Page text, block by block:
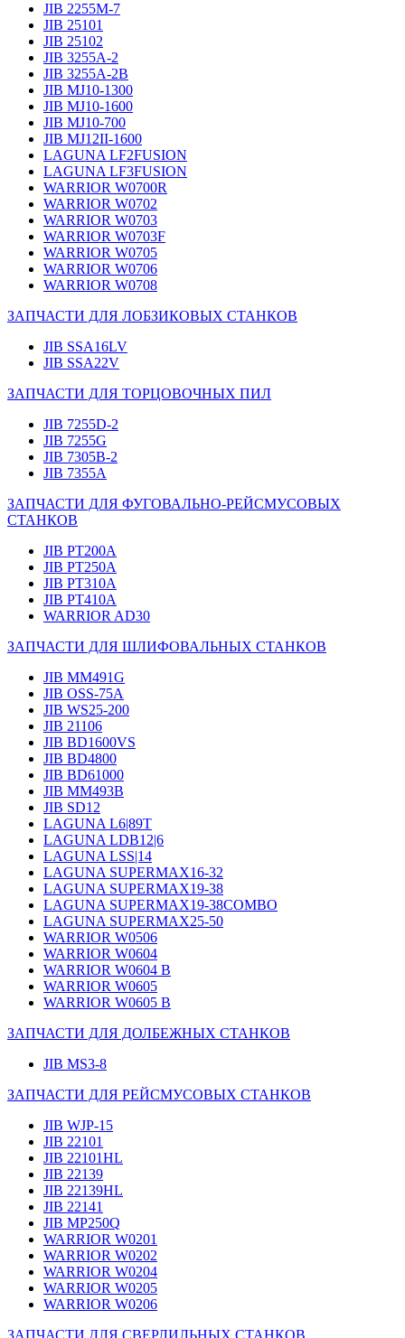
JIB 2255M-7
JIB 25101
JIB 25102
JIB 3255A-2
JIB 3255A-2B
JIB MJ10-1300
JIB MJ10-1600
JIB MJ10-700
JIB MJ12II-1600
LAGUNA LF2FUSION
LAGUNA LF3FUSION
WARRIOR W0700R
WARRIOR W0702
WARRIOR W0703
WARRIOR W0703F
WARRIOR W0705
WARRIOR W0706
WARRIOR W0708
ЗАПЧАСТИ ДЛЯ ЛОБЗИКОВЫХ СТАНКОВ
JIB SSA16LV
JIB SSA22V
ЗАПЧАСТИ ДЛЯ ТОРЦОВОЧНЫХ ПИЛ
JIB 7255D-2
JIB 7255G
JIB 7305B-2
JIB 7355A
ЗАПЧАСТИ ДЛЯ ФУГОВАЛЬНО-РЕЙСМУСОВЫХ
СТАНКОВ
JIB PT200A
JIB PT250A
JIB PT310A
JIB PT410A
WARRIOR AD30
ЗАПЧАСТИ ДЛЯ ШЛИФОВАЛЬНЫХ СТАНКОВ
JIB MM491G
JIB OSS-75A
JIB WS25-200
JIB 21106
JIB BD1600VS
JIB BD4800
JIB BD61000
JIB MM493B
JIB SD12
LAGUNA L6|89T
LAGUNA LDB12|6
LAGUNA LSS|14
LAGUNA SUPERMAX16-32
LAGUNA SUPERMAX19-38
LAGUNA SUPERMAX19-38COMBO
LAGUNA SUPERMAX25-50
WARRIOR W0506
WARRIOR W0604
WARRIOR W0604 B
WARRIOR W0605
WARRIOR W0605 B
ЗАПЧАСТИ ДЛЯ ДОЛБЕЖНЫХ СТАНКОВ
JIB MS3-8
ЗАПЧАСТИ ДЛЯ РЕЙСМУСОВЫХ СТАНКОВ
JIB WJP-15
JIB 22101
JIB 22101HL
JIB 22139
JIB 22139HL
JIB 22141
JIB MP250Q
WARRIOR W0201
WARRIOR W0202
WARRIOR W0204
WARRIOR W0205
WARRIOR W0206